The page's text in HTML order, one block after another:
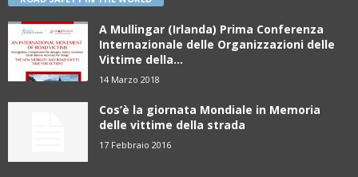
A Mullingar (Irlanda) Prima Conferenza
Internazionale delle Organizzazioni delle
Vittime della...
14 Marzo 2018
Cos’è la giornata Mondiale in Memoria
delle vittime della strada
17 Febbraio 2016